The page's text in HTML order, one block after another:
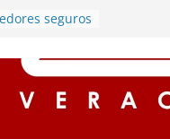
seguros
registran
de